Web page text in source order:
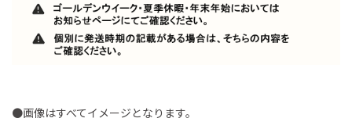
●画像はすべてイメージとなります。